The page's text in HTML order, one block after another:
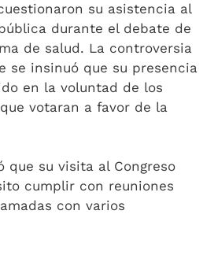
su asistencia al
durante el debate de
de salud. La controversia
se insinuó que su presencia
en la voluntad de los
votaran a favor de la
que su visita al Congreso
cumplir con reuniones
con varios